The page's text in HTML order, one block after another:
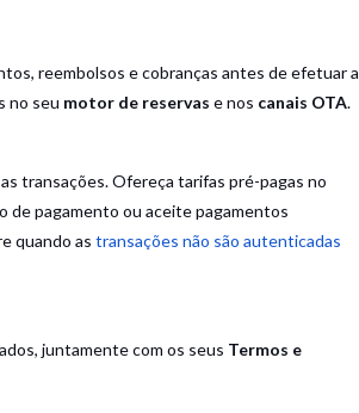
reembolsos e cobranças antes de efetuar a
no seu motor de reservas e nos canais OTA.
transações. Ofereça tarifas pré-pagas no
de pagamento ou aceite pagamentos
quando as transações não são autenticadas
juntamente com os seus Termos e